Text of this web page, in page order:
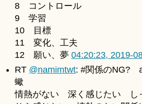
8 コントロール
9 学習
10 目標
11 変化、工夫
12 願い、夢 04:20:23, 2019-
RT @namimtwt: #関係のNG?
蠍
情熱がない 深く感じたい し